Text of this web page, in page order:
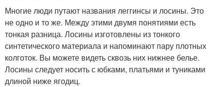
Многие люди путают названия леггинсы и лосины. Это
не одно и то же. Между этими двумя понятиями есть
тонкая разница. Лосины изготовлены из тонкого
синтетического материала и напоминают пару плотных
колготок. Вы можете видеть сквозь них нижнее белье.
Лосины следует носить с юбками, платьями и туниками
длиной ниже ягодиц.